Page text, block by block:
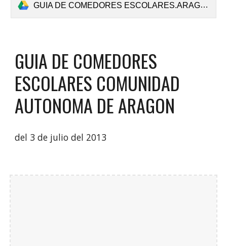
GUIA DE COMEDORES ESCOLARES.ARAGON.2013.pdf
GUIA DE COMEDORES
ESCOLARES COMUNIDAD
AUTONOMA DE ARAGON
del 3 de julio del 2013